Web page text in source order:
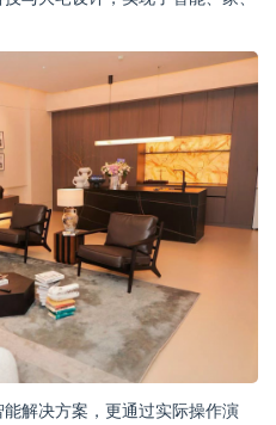
解决方案，更通过实际操作演